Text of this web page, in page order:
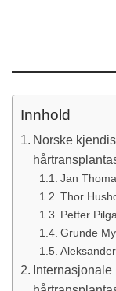
Innhold
Norske
Jan
Thor
Petter
Grunde